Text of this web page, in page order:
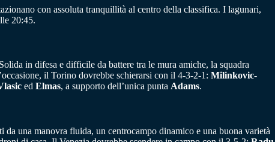
con assoluta tranquillità al centro della classifica. I lagunari,
20:45.
in difesa e difficile da battere tra le mura amiche, la squadra
il Torino dovrebbe schierarsi con il 4-3-2-1: Milinkovic-
ed Elmas, a supporto dell’unica punta Adams.
una manovra fluida, un centrocampo dinamico e una buona varietà